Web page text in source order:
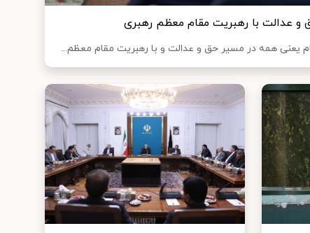
عدالت با رهبریت مقام معظم رهبری
همه در مسیر حق و عدالت و با رهبریت مقام معظم...